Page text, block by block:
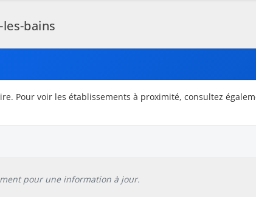
bains
Pour voir les établissements à proximité, consultez
pour une information à jour.